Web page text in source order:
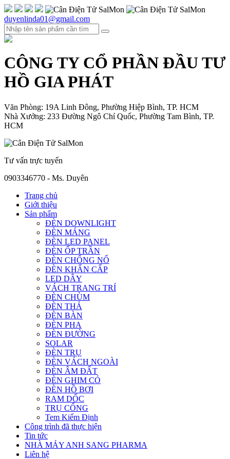
duyenlinda01@gmail.com
CÔNG TY CỔ PHẦN ĐẦU TƯ
HỒ GIA PHÁT
Văn Phòng: 19A Linh Đông, Phường Hiệp Bình, TP. HCM
Nhà Xưởng: 233 Đường Ngô Chí Quốc, Phường Tam Bình, TP.
HCM
Tư vấn trực tuyến
0903346770 - Ms. Duyên
Trang chủ
Giới thiệu
Sản phẩm
ĐÈN DOWNLIGHT
ĐÈN MÁNG
ĐÈN LED PANEL
ĐÈN ỐP TRẦN
ĐÈN CHỐNG NỔ
ĐÈN KHẨN CẤP
LED DÂY
VÁCH TRANG TRÍ
ĐÈN CHÙM
ĐÈN THẢ
ĐÈN BÀN
ĐÈN PHA
ĐÈN ĐƯỜNG
SOLAR
ĐÈN TRỤ
ĐÈN VÁCH NGOÀI
ĐÈN ÂM ĐẤT
ĐÈN GHIM CỎ
ĐÈN HỒ BƠI
RAM DỐC
TRỤ CỔNG
Tem Kiểm Định
Công trình đã thực hiện
Tin tức
NHÀ MÁY ANH SANG PHARMA
Liên hệ